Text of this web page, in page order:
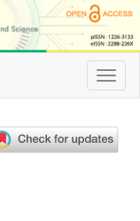
T
o
l
e